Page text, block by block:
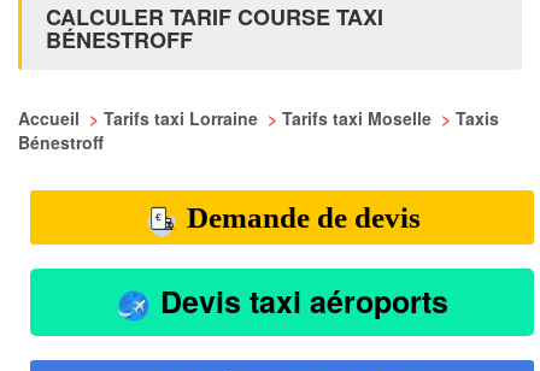
CALCULER TARIF COURSE TAXI
BÉNESTROFF
Accueil > Tarifs taxi Lorraine > Tarifs taxi Moselle > Taxis
Bénestroff
Demande de devis
Devis taxi aéroports